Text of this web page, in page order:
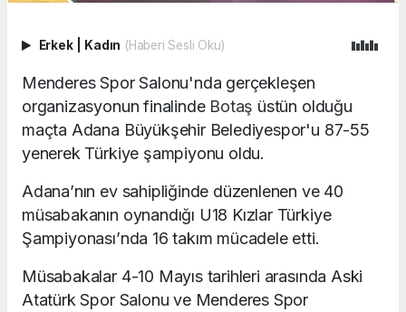
Erkek Kadın (Haberi Sesli Oku)
MenderesSpor Salonu'nda gerçekleşen
organizasyonun finalinde Botaş üstün olduğu
maçta Adana Büyükşehir Belediyespor'u 87-55
yenerek Türkiye şampiyonu oldu.
Adana’nın ev sahipliğinde düzenlenen ve 40
müsabakanın oynandığı U18 Kızlar Türkiye
Şampiyonası’nda 16 takım mücadele etti.
Müsabakalar 4-10 Mayıs tarihleri arasında Aski
Atatürk Spor Salonu ve Menderes Spor